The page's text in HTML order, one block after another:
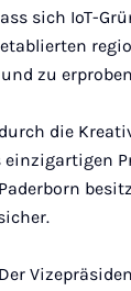
sich IoT-
zu
die
einzigartigen